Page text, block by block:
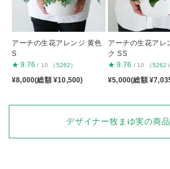
アーチの生花アレンジ 黄色
S
★ 9.76 / 10 （5262）
¥8,000(総額 ¥10,500)
アーチの生花アレ
ク SS
★ 9.76 / 10 （5262）
¥5,000(総額
デザイナー牧まゆ実の商